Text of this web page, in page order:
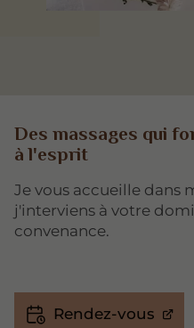
Des massages qui
à l'esprit
Je vous accueille dans
j'interviens à votre
convenance.
Rendez-vous